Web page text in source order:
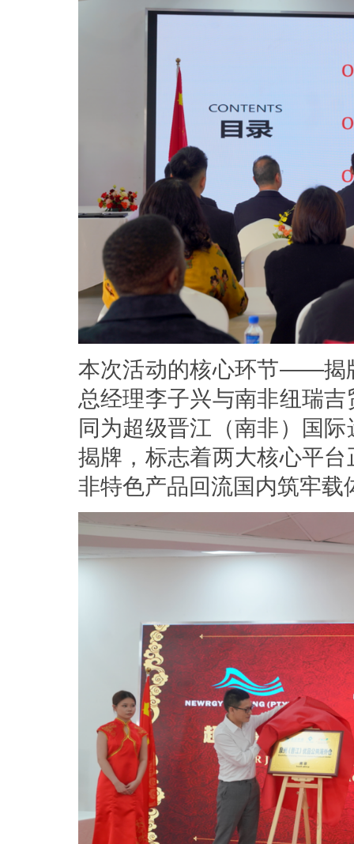
本次活动的核心环节——揭
总经理李子兴与南非纽瑞
同为超级晋江（南非）国
揭牌，标志着两大核心平
非特色产品回流国内筑牢载